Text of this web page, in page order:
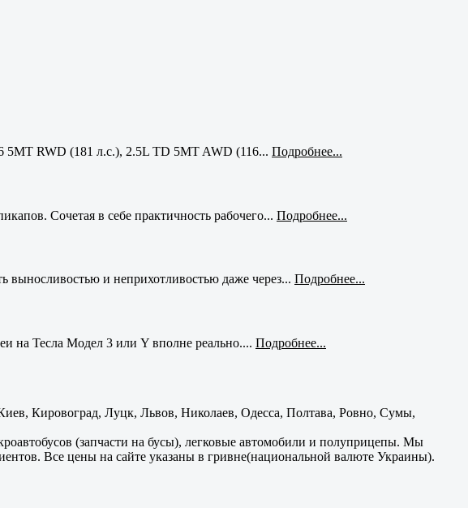
5MT RWD (181 л.с.), 2.5L TD 5MT AWD (116... Подробнее...
Сочетая в себе практичность рабочего... Подробнее...
и неприхотливостью даже через... Подробнее...
на Тесла Модел 3 или Y вполне реально.... Подробнее...
Кировоград, Луцк, Львов, Николаев, Одесса, Полтава, Ровно, Сумы,
(запчасти на бусы), легковые автомобили и полуприцепы. Мы
Все цены на сайте указаны в гривне(национальной валюте Украины).